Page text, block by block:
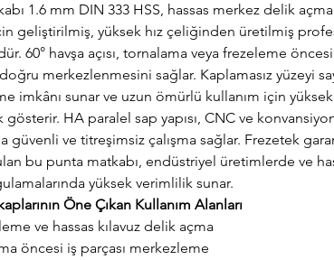
1.6 mm DIN 333 HSS, hassas merkez delik açma
geliştirilmiş, yüksek hız çeliğinden üretilmiş
60° havşa açısı, tornalama veya frezeleme
merkezlenmesini sağlar. Kaplamasız yüzeyi
imkânı sunar ve uzun ömürlü kullanım için yüksek
gösterir. HA paralel sap yapısı, CNC ve
güvenli ve titreşimsiz çalışma sağlar. Frezetek
bu punta matkabı, endüstriyel üretimlerde ve
yüksek verimlilik sunar.
Öne Çıkan Kullanım Alanları
ve hassas kılavuz delik açma
öncesi iş parçası merkezleme